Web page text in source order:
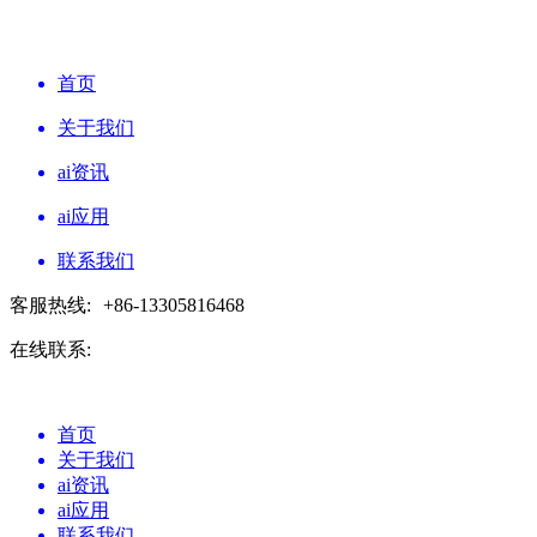
首页
关于我们
ai资讯
ai应用
联系我们
客服热线: +86-13305816468
在线联系:
首页
关于我们
ai资讯
ai应用